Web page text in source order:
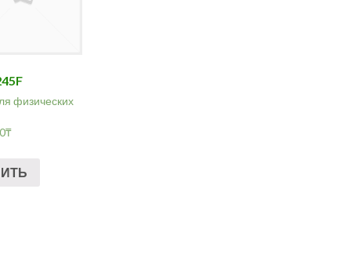
физических
₸